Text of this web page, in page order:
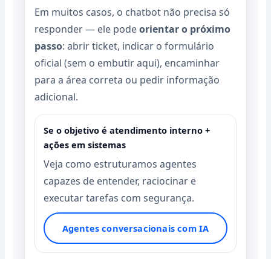
Em muitos casos, o chatbot não precisa só
responder — ele podeorientar o próximo
passo: abrir ticket, indicar o formulário
oficial (sem o embutir aqui), encaminhar
para a área correta ou pedir informação
adicional.
Se o objetivo é atendimento interno +
ações em sistemas
Veja como estruturamos agentes
capazes de entender, raciocinar e
executar tarefas com segurança.
Agentes conversacionais com IA